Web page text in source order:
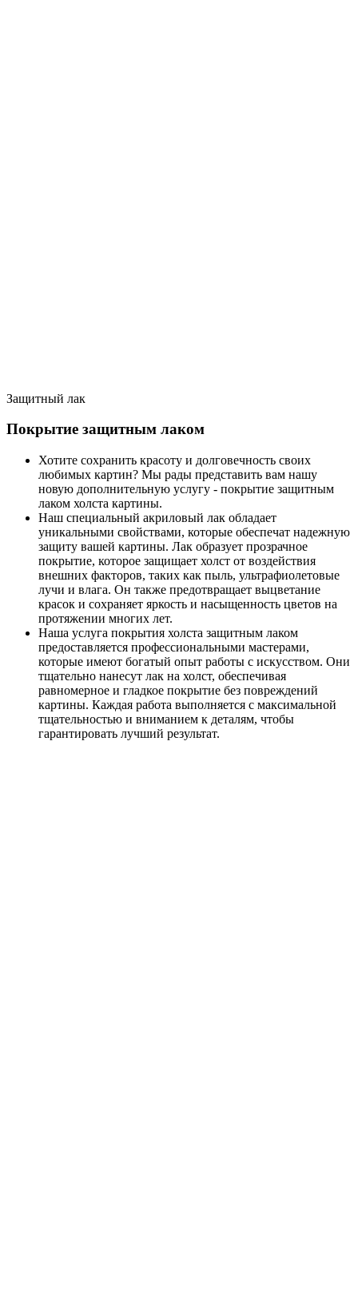
Защитный лак
Покрытие защитным лаком
Хотите сохранить красоту и долговечность своих
любимых картин? Мы рады представить вам нашу
новую дополнительную услугу - покрытие защитным
лаком холста картины.
Наш специальный акриловый лак обладает
уникальными свойствами, которые обеспечат надежную
защиту вашей картины. Лак образует прозрачное
покрытие, которое защищает холст от воздействия
внешних факторов, таких как пыль, ультрафиолетовые
лучи и влага. Он также предотвращает выцветание
красок и сохраняет яркость и насыщенность цветов на
протяжении многих лет.
Наша услуга покрытия холста защитным лаком
предоставляется профессиональными мастерами,
которые имеют богатый опыт работы с искусством. Они
тщательно нанесут лак на холст, обеспечивая
равномерное и гладкое покрытие без повреждений
картины. Каждая работа выполняется с максимальной
тщательностью и вниманием к деталям, чтобы
гарантировать лучший результат.